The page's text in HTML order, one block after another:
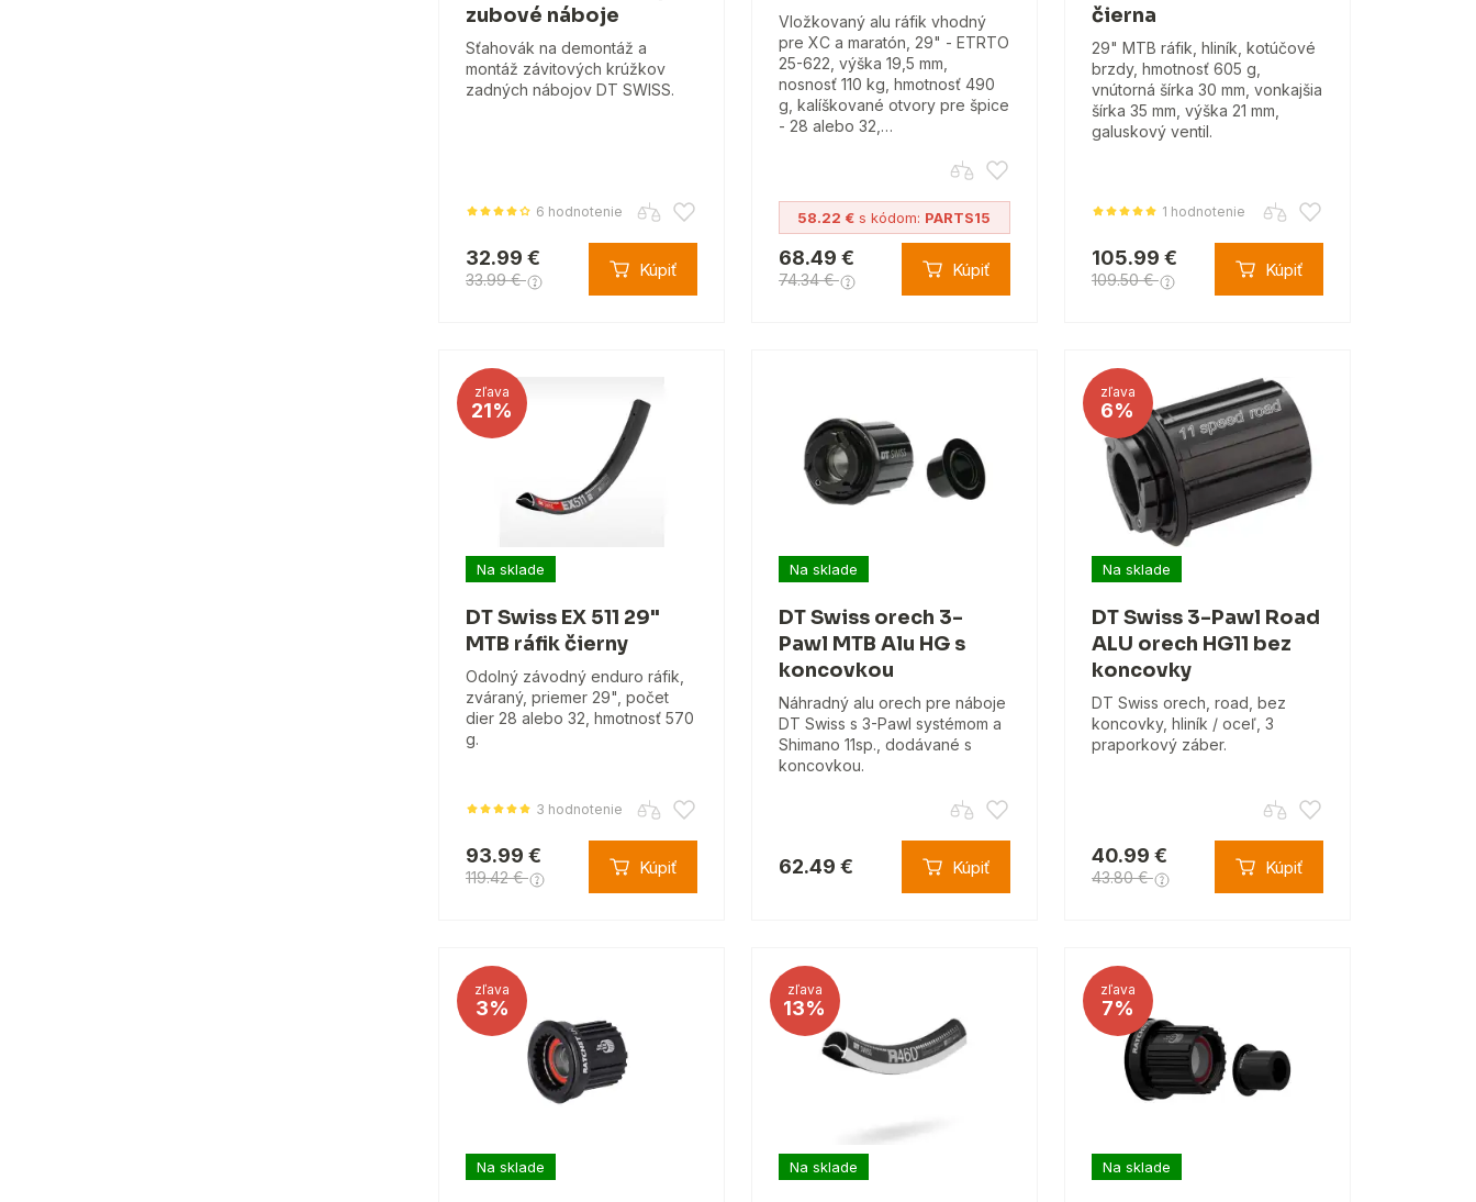
zubové náboje
Sťahovák na demontáž a
montáž závitových krúžkov
zadných nábojov DT SWISS.
6 hodnotenie
32.99 €
33.99 € Kúpiť
Vložkovaný alu ráfik vhodný
pre XC a maratón, 29" - ETRTO
25-622, výška 19,5 mm,
nosnosť 110 kg, hmotnosť 490
g, kalíškované otvory pre špice
- 28 alebo 32,…
58.22 € s kódom: PARTS15
68.49 €
74.34 € Kúpiť
čierna
29" MTB ráfik, hliník, kotúčové
brzdy, hmotnosť 605 g,
vnútorná šírka 30 mm, vonkajšia
šírka 35 mm, výška 21 mm,
galuskový ventil.
1 hodnotenie
105.99 €
109.50 € Kúpiť
zľava
21%
Na sklade
DT Swiss EX 511 29"
MTB ráfik čierny
Odolný závodný enduro ráfik,
zváraný, priemer 29", počet
dier 28 alebo 32, hmotnosť 570
g.
3 hodnotenie
93.99 €
119.42 € Kúpiť
Na sklade
DT Swiss orech 3-
Pawl MTB Alu HG s
koncovkou
Náhradný alu orech pre náboje
DT Swiss s 3-Pawl systémom a
Shimano 11sp., dodávané s
koncovkou.
62.49 € Kúpiť
zľava
6%
Na sklade
DT Swiss 3-Pawl Road
ALU orech HG11 bez
koncovky
DT Swiss orech, road, bez
koncovky, hliník / oceľ, 3
praporkový záber.
40.99 €
43.80 € Kúpiť
zľava
3%
Na sklade
zľava
13%
Na sklade
zľava
7%
Na sklade